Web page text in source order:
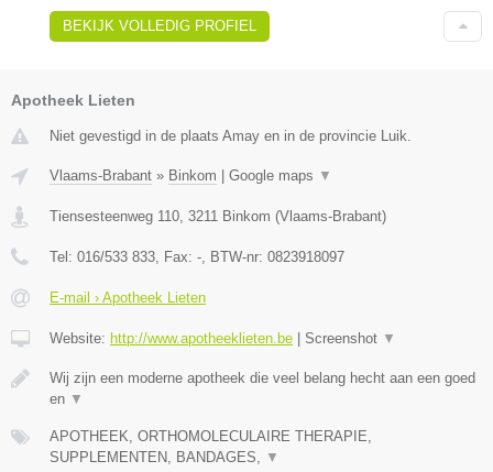
BEKIJK VOLLEDIG PROFIEL
Apotheek Lieten
Niet gevestigd in de plaats Amay en in de provincie Luik.
Vlaams-Brabant » Binkom Google maps ▼
Tiensesteenweg 110 3211 Binkom (Vlaams-Brabant)
Tel: 016/533 833 , Fax: - , BTW-nr: 0823918097
E-mail › Apotheek Lieten
Website: http://www.apotheeklieten.be Screenshot ▼
Wij zijn een moderne apotheek die veel belang hecht aan een goed
en ▼
APOTHEEK, ORTHOMOLECULAIRE THERAPIE,
SUPPLEMENTEN, BANDAGES,
▼